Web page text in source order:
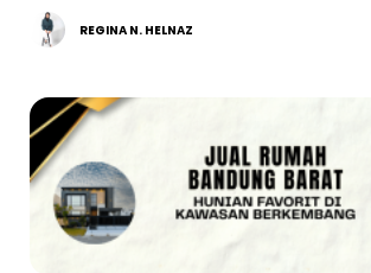
REGINA N. HELNAZ